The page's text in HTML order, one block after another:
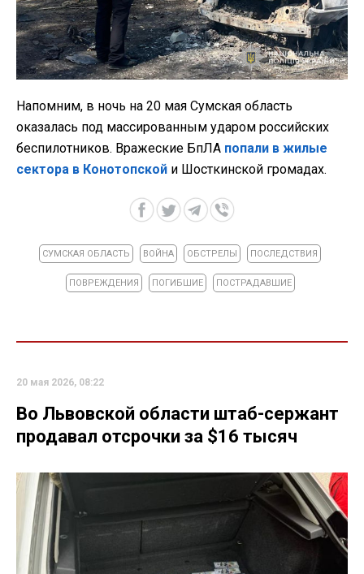
Напомним, в ночь на 20 мая Сумская область
оказалась под массированным ударом российских
беспилотников. Вражеские БпЛА попали в жилые
сектора в Конотопской и Шосткинской громадах.
СУМСКАЯ ОБЛАСТЬ ВОЙНА ОБСТРЕЛЫ ПОСЛЕДСТВИЯ
ПОВРЕЖДЕНИЯ ПОГИБШИЕ ПОСТРАДАВШИЕ
20 мая 2026, 08:22
Во Львовской области штаб-сержант
продавал отсрочки за $16 тысяч